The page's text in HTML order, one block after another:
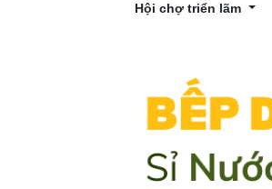
Hội chợ triển lãm